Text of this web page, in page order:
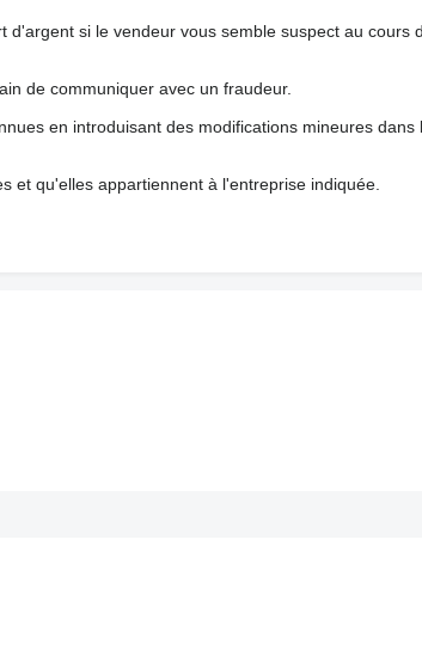
si le vendeur vous semble suspect au cours
de communiquer avec un fraudeur.
en introduisant des modifications mineures dans
et qu'elles appartiennent à l'entreprise indiquée.